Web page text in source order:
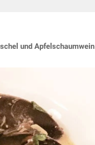
und Apfelschaumwein